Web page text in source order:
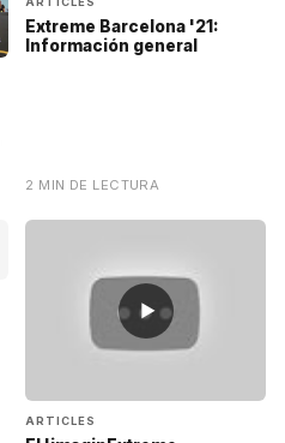
Extreme Barcelona '21:
Información general
2 MIN DE LECTURA
▶
ARTICLES